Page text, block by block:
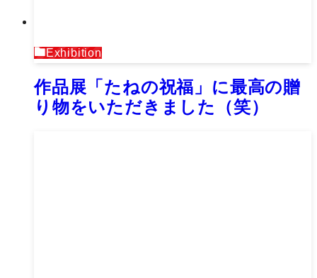
Exhibition
作品展「たねの祝福」に最高の贈
り物をいただきました（笑）